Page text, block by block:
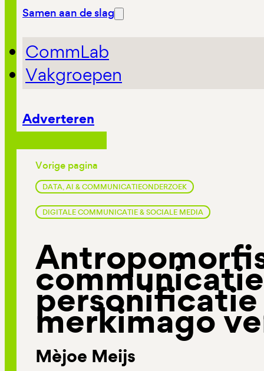
Samen aan de slag
CommLab
Vakgroepen
Adverteren
Vorige pagina
DATA, AI & COMMUNICATIEONDERZOEK
DIGITALE COMMUNICATIE & SOCIALE MEDIA
merkimago
Mèjoe Meijs